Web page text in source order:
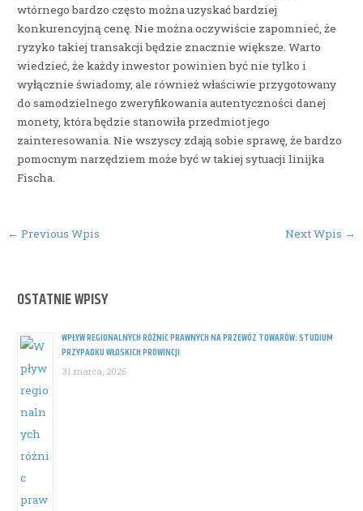
OSTATNIE WPISY
WPŁYW REGIONALNYCH RÓŻNIC PRAWNYCH NA PRZEWÓZ TOWARÓW: STUDIUM
PRZYPADKU WŁOSKICH PROWINCJI
31 marca, 2026
wtórnego bardzo często można uzyskać bardziej
konkurencyjną cenę. Nie można oczywiście zapomnieć, że
ryzyko takiej transakcji będzie znacznie większe. Warto
wiedzieć, że każdy inwestor powinien być nie tylko i
wyłącznie świadomy, ale również właściwie przygotowany
do samodzielnego zweryfikowania autentyczności danej
monety, która będzie stanowiła przedmiot jego
zainteresowania. Nie wszyscy zdają sobie sprawę, że bardzo
pomocnym narzędziem może być w takiej sytuacji linijka
Fischa.
Post
← Previous Wpis Next Wpis →